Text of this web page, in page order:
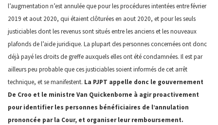
l’augmentation n’est annulée que pour les procédures intentées entre février
2019 et aout 2020, qui étaient clôturées en aout 2020, et pour les seuls
justiciables dont les revenus sont situés entre les anciens et les nouveaux
plafonds de l’aide juridique. La plupart des personnes concernées ont donc
déjà payé les droits de greffe auxquels elles ont été condamnées. Il est par
ailleurs peu probable que ces justiciables soient informés de cet arrêt
technique, et se manifestent. La PJPT appelle donc le gouvernement
De Croo et le ministre Van Quickenborne à agir proactivement
pour identifier les personnes bénéficiaires de l’annulation
prononcée par la Cour, et organiser leur remboursement.